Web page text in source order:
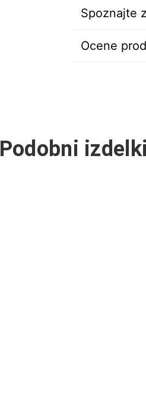
Spoznajte
Ocene
Podobni izdelki